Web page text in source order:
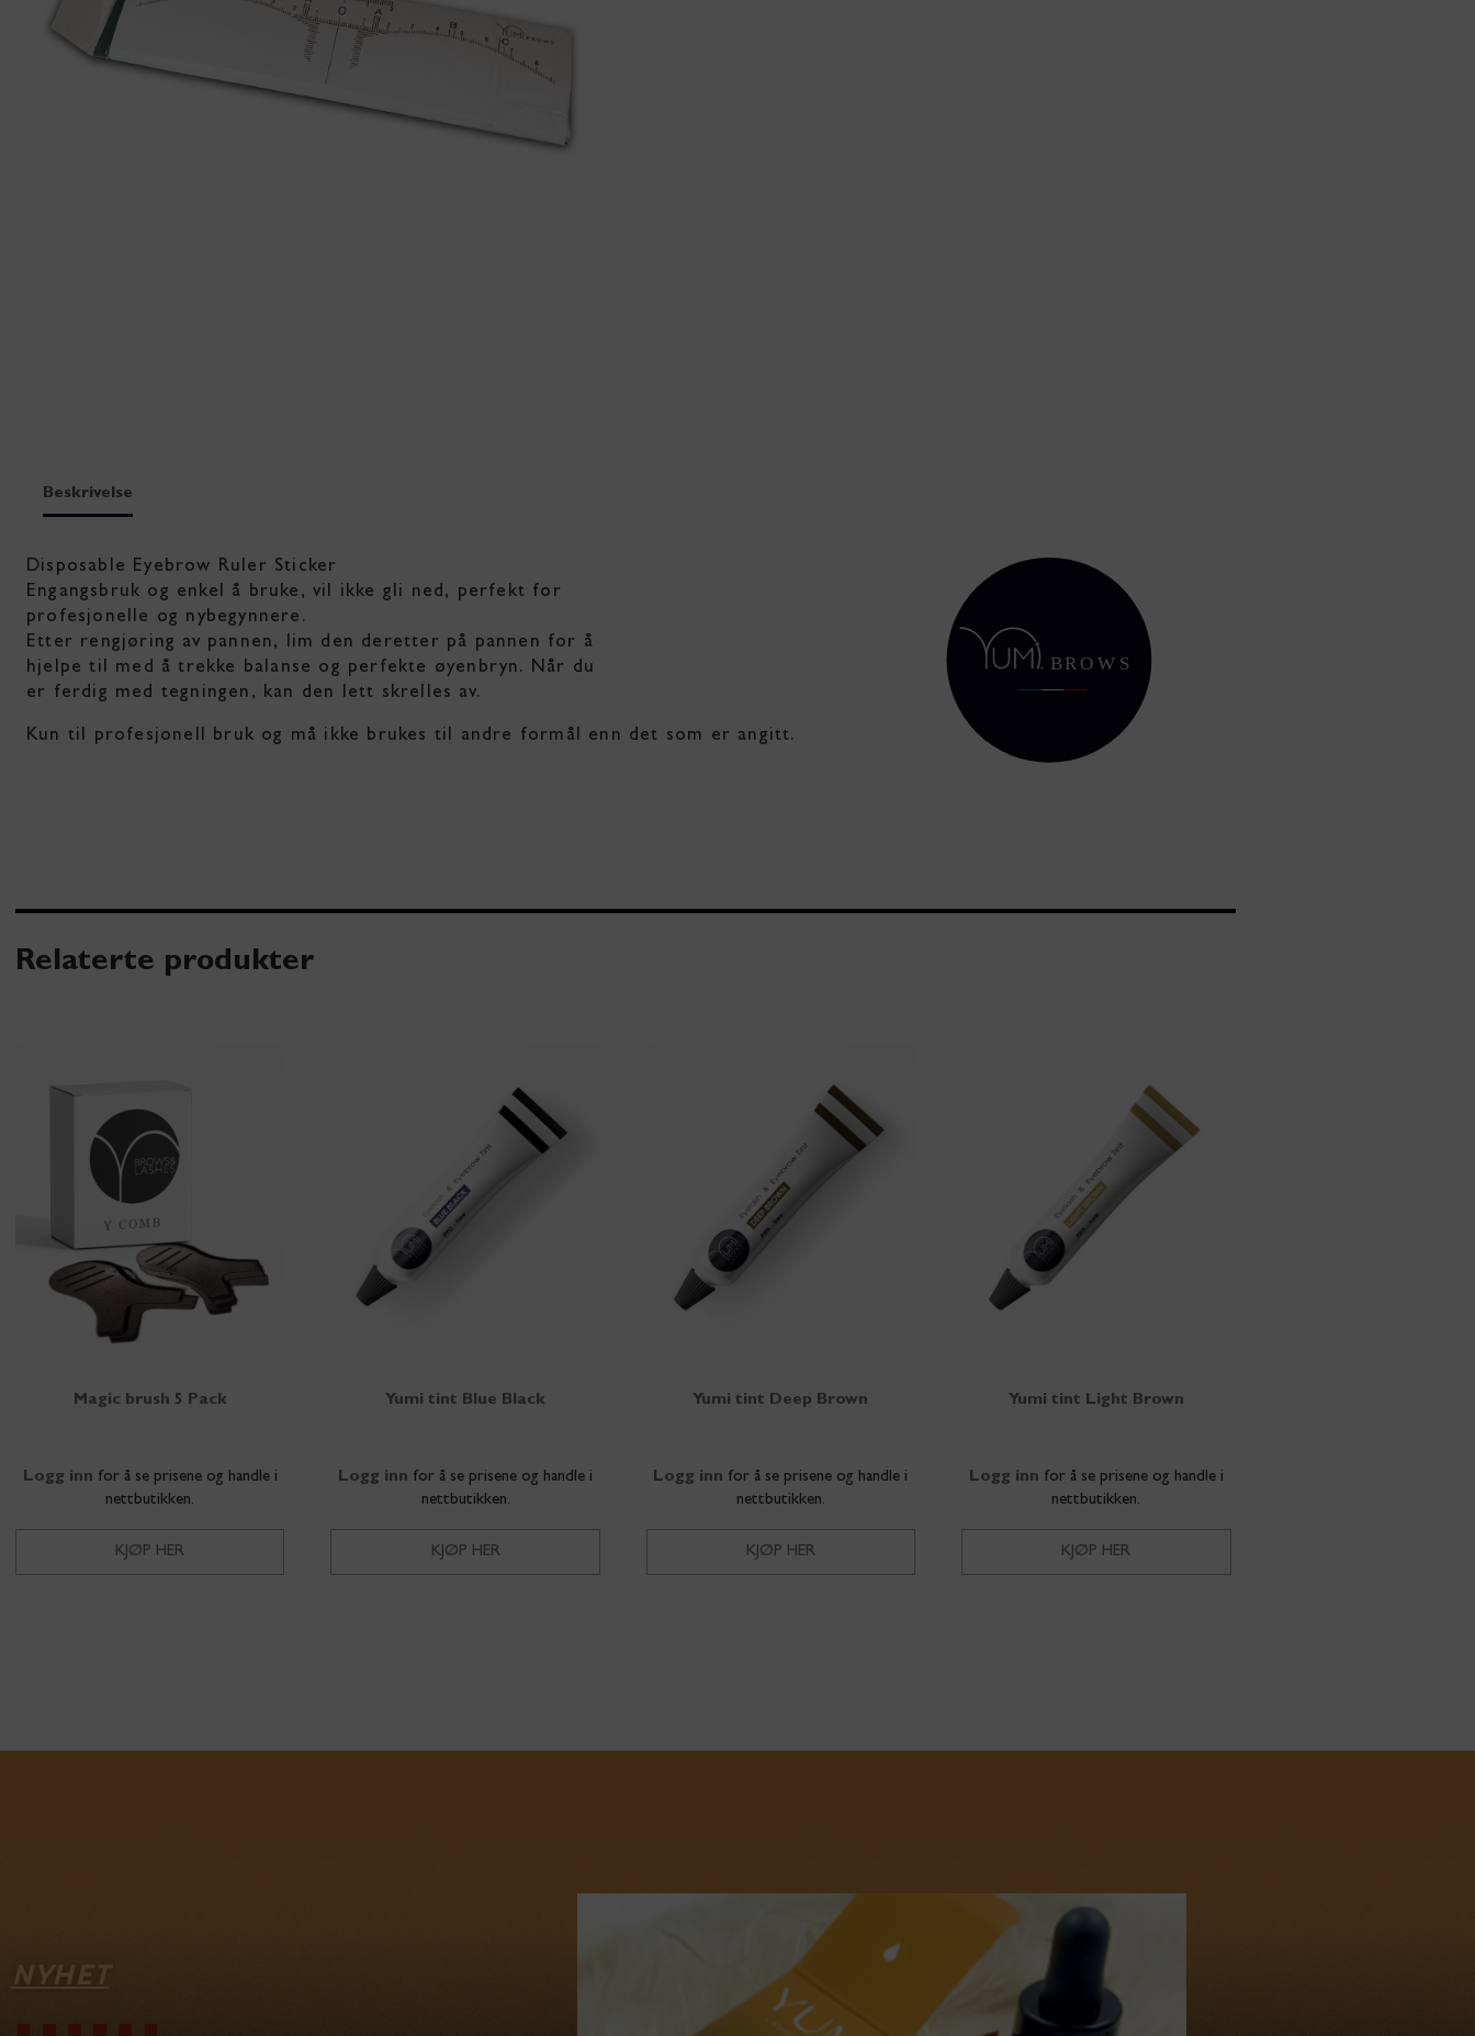
Beskrivelse
Disposable Eyebrow Ruler Sticker
Engangsbruk og enkel å bruke, vil ikke gli ned, perfekt for
profesjonelle og nybegynnere.
Etter rengjøring av pannen, lim den deretter på pannen for å
hjelpe til med å trekke balanse og perfekte øyenbryn. Når du
er ferdig med tegningen, kan den lett skrelles av.
Kun til profesjonell bruk og må ikke brukes til andre formål enn det som er angitt.
Relaterte produkter
Magic brush 5 Pack
Logg inn for å se prisene og handle i
nettbutikken.
KJØP HER
Yumi tint Blue Black
Logg inn for å se prisene og handle i
nettbutikken.
KJØP HER
Yumi tint Deep Brown
Logg inn for å se prisene og handle i
nettbutikken.
KJØP HER
Yumi tint Light Brown
Logg inn for å se prisene og handle i
nettbutikken.
KJØP HER
NYHET